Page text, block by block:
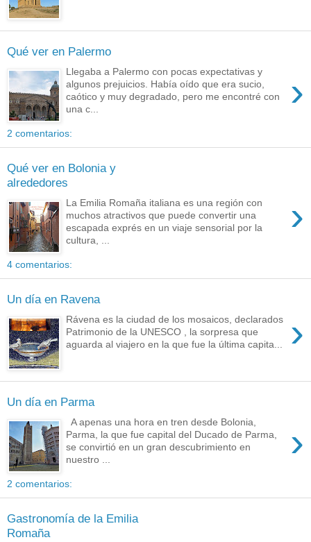
Qué ver en Palermo
›
Llegaba a Palermo con pocas expectativas y
algunos prejuicios. Había oído que era sucio,
caótico y muy degradado, pero me encontré con
una c...
2 comentarios:
Qué ver en Bolonia y
alrededores
›
La Emilia Romaña italiana es una región con
muchos atractivos que puede convertir una
escapada exprés en un viaje sensorial por la
cultura, ...
4 comentarios:
Un día en Ravena
›
Rávena es la ciudad de los mosaicos, declarados
Patrimonio de la UNESCO , la sorpresa que
aguarda al viajero en la que fue la última capita...
Un día en Parma
›
A apenas una hora en tren desde Bolonia,
Parma, la que fue capital del Ducado de Parma,
se convirtió en un gran descubrimiento en
nuestro ...
2 comentarios:
Gastronomía de la Emilia
Romaña